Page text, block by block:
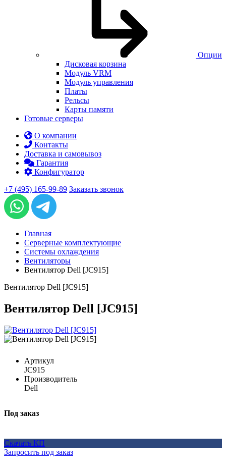
Опции
Дисковая корзина
Модуль VRM
Модуль управления
Платы
Рельсы
Карты памяти
Готовые серверы
О компании
Контакты
Доставка и самовывоз
Гарантия
Конфигуратор
+7 (495) 165-99-89 Заказать звонок
Главная
Серверные комплектующие
Системы охлаждения
Вентиляторы
Вентилятор Dell [JC915]
Вентилятор Dell [JC915]
Вентилятор Dell [JC915]
Артикул
JC915
Производитель
Dell
Под заказ
Скачать КП
Запросить под заказ